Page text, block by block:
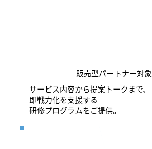
サービス内容から提案トークまで、
即戦力化を支援する
研修プログラムをご提供。
販売型パートナー対象